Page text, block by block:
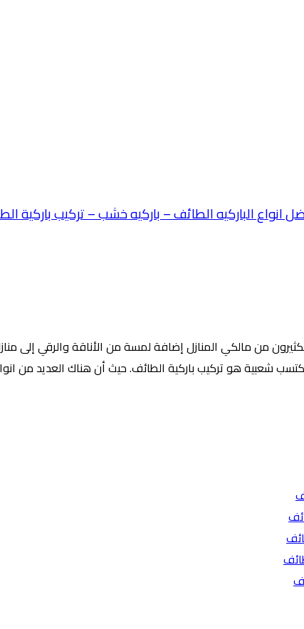
من مالكي المنازل إضافة لمسة من الأناقة والرقي إلى
تكتسب شعبية هو تركيب باركية الطائف. حيث أن هناك العديد من